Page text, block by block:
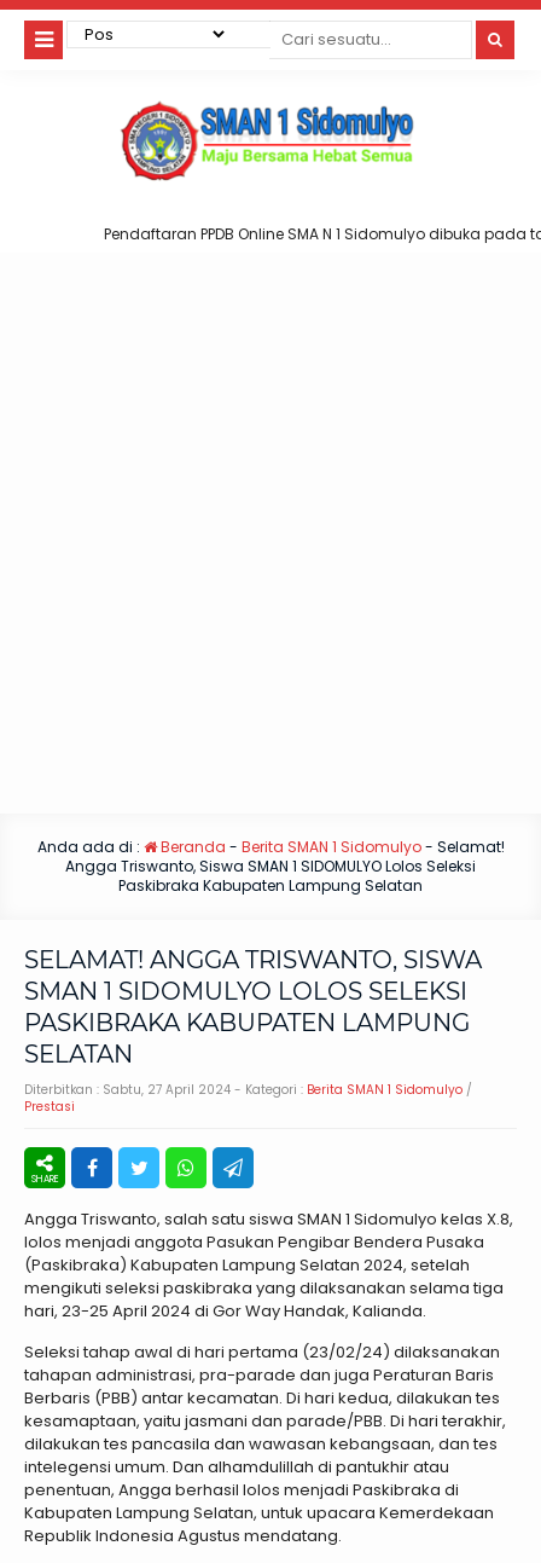
Pendaftaran PPDB Online SMA N 1 Sidomulyo dibuka
Anda ada di : Beranda - Berita SMAN 1 Sidomulyo- Selamat!
Angga Triswanto, Siswa SMAN 1 SIDOMULYO Lolos Seleksi
Paskibraka Kabupaten Lampung Selatan
SELAMAT! ANGGA TRISWANTO, SISWA
SMAN 1 SIDOMULYO LOLOS SELEKSI
PASKIBRAKA KABUPATEN LAMPUNG
SELATAN
Diterbitkan : Sabtu, 27 April 2024 - Kategori : Berita SMAN 1 Sidomulyo /
Prestasi
Angga Triswanto, salah satu siswa SMAN 1 Sidomulyo kelas X.8,
lolos menjadi anggota Pasukan Pengibar Bendera Pusaka
(Paskibraka) Kabupaten Lampung Selatan 2024, setelah
mengikuti seleksi paskibraka yang dilaksanakan selama tiga
hari, 23-25 April 2024 di Gor Way Handak, Kalianda.
Seleksi tahap awal di hari pertama (23/02/24) dilaksanakan
tahapan administrasi, pra-parade dan juga Peraturan Baris
Berbaris (PBB) antar kecamatan. Di hari kedua, dilakukan tes
kesamaptaan, yaitu jasmani dan parade/PBB. Di hari terakhir,
dilakukan tes pancasila dan wawasan kebangsaan, dan tes
intelegensi umum. Dan alhamdulillah di pantukhir atau
penentuan, Angga berhasil lolos menjadi Paskibraka di
Kabupaten Lampung Selatan, untuk upacara Kemerdekaan
Republik Indonesia Agustus mendatang.